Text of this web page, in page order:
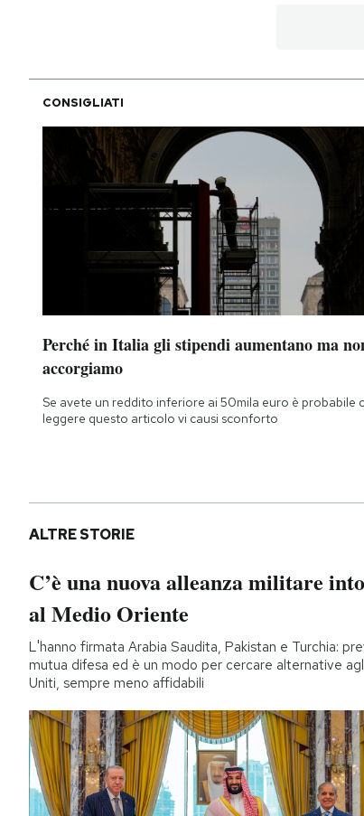
CONSIGLIATI
Perché in Italia gli stipendi aumentano ma
accorgiamo
Se avete un reddito inferiore ai 50mila euro è probabile
leggere questo articolo vi causi sconforto
ALTRE STORIE
C’è una nuova alleanza militare
al Medio Oriente
L'hanno firmata Arabia Saudita, Pakistan e Turchia:
mutua difesa ed è un modo per cercare alternative
Uniti, sempre meno affidabili